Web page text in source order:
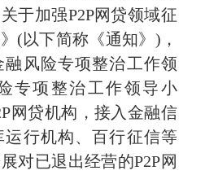
于加强P2P网贷领域征
(以下简称《通知》)，
风险专项整治工作领
专项整治工作领导小
网贷机构，接入金融信
运行机构、百行征信等
对已退出经营的P2P网